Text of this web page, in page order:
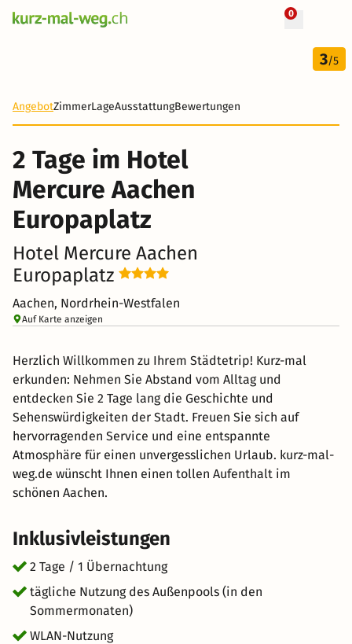
0
2 Tage
39 CHF
+ 144 Fotos
3/5
AngebotZimmerLageAusstattungBewertungen
2 Tage im Hotel
Mercure Aachen
Europaplatz
Hotel Mercure Aachen
Europaplatz
Aachen, Nordrhein-Westfalen
Auf Karte anzeigen
Herzlich Willkommen zu Ihrem Städtetrip! Kurz-mal
erkunden: Nehmen Sie Abstand vom Alltag und
entdecken Sie 2 Tage lang die Geschichte und
Sehenswürdigkeiten der Stadt. Freuen Sie sich auf
hervorragenden Service und eine entspannte
Atmosphäre für einen unvergesslichen Urlaub. kurz-mal-
weg.de wünscht Ihnen einen tollen Aufenthalt im
schönen Aachen.
Inklusivleistungen
2 Tage / 1 Übernachtung
tägliche Nutzung des Außenpools (in den
Sommermonaten)
WLAN-Nutzung